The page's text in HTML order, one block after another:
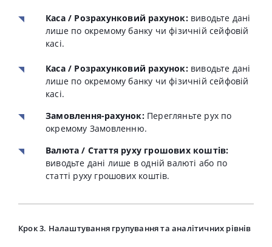
Каса / Розрахунковий рахунок:виводьте дані
лише по окремому банку чи фізичній сейфовій
касі.
Каса / Розрахунковий рахунок:виводьте дані
лише по окремому банку чи фізичній сейфовій
касі.
Замовлення-рахунок:Перегляньте рух по
окремому Замовленню.
Валюта / Стаття руху грошових коштів:
виводьте дані лише в одній валюті або по
статті руху грошових коштів.
Крок 3. Налаштування групування та аналітичних рівнів